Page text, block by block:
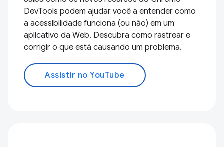
DevTools podem ajudar você a entender como
a acessibilidade funciona (ou não) em um
aplicativo da Web. Descubra como rastrear e
corrigir o que está causando um problema.
Assistir no YouTube